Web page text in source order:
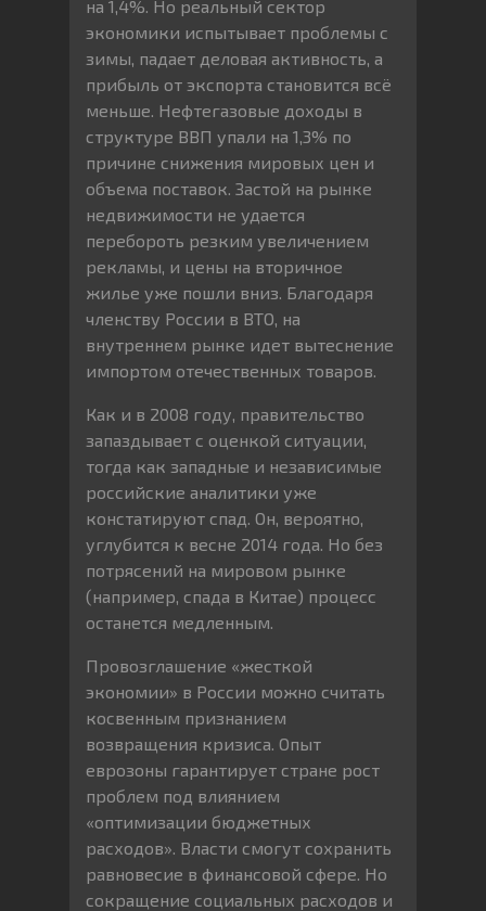
на 1,4%. Но реальный сектор
экономики испытывает проблемы с
зимы, падает деловая активность, а
прибыль от экспорта становится всё
меньше. Нефтегазовые доходы в
структуре ВВП упали на 1,3% по
причине снижения мировых цен и
объема поставок. Застой на рынке
недвижимости не удается
перебороть резким увеличением
рекламы, и цены на вторичное
жилье уже пошли вниз. Благодаря
членству России в ВТО, на
внутреннем рынке идет вытеснение
импортом отечественных товаров.
Как и в 2008 году, правительство
запаздывает с оценкой ситуации,
тогда как западные и независимые
российские аналитики уже
констатируют спад. Он, вероятно,
углубится к весне 2014 года. Но без
потрясений на мировом рынке
(например, спада в Китае) процесс
останется медленным.
Провозглашение «жесткой
экономии» в России можно считать
косвенным признанием
возвращения кризиса. Опыт
еврозоны гарантирует стране рост
проблем под влиянием
«оптимизации бюджетных
расходов». Власти смогут сохранить
равновесие в финансовой сфере. Но
сокращение социальных расходов и